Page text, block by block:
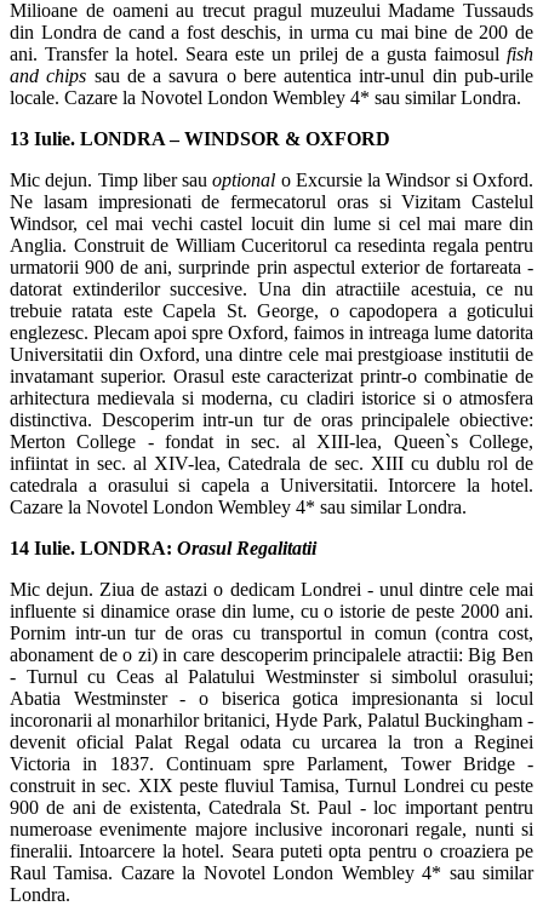
Milioane de oameni au trecut pragul muzeului Madame Tussauds
din Londra de cand a fost deschis, in urma cu mai bine de 200 de
ani. Transfer la hotel. Seara este un prilej de a gusta faimosul fish
and chips sau de a savura o bere autentica intr-unul din pub-urile
locale. Cazare la Novotel London Wembley 4* sau similar Londra.
13 Iulie. LONDRA – WINDSOR & OXFORD
Mic dejun. Timp liber sauoptional o Excursie la Windsor si Oxford.
Ne lasam impresionati de fermecatorul oras si Vizitam Castelul
Windsor, cel mai vechi castel locuit din lume si cel mai mare din
Anglia. Construit de William Cuceritorul ca resedinta regala pentru
urmatorii 900 de ani, surprinde prin aspectul exterior de fortareata -
datorat extinderilor succesive. Una din atractiile acestuia, ce nu
trebuie ratata este Capela St. George, o capodopera a goticului
englezesc. Plecam apoi spre Oxford, faimos in intreaga lume datorita
Universitatii din Oxford, una dintre cele mai prestgioase institutii de
invatamant superior. Orasul este caracterizat printr-o combinatie de
arhitectura medievala si moderna, cu cladiri istorice si o atmosfera
distinctiva. Descoperim intr-un tur de oras principalele obiective:
Merton College -fondat in sec. al XIII-lea, Queen`s College,
infiintat in sec. al XIV-lea, Catedrala de sec. XIII cu dublu rol de
catedrala a orasului si capela a Universitatii. Intorcere la hotel.
Cazare la Novotel London Wembley 4* sau similar Londra.
14 Iulie. LONDRA: Orasul Regalitatii
Mic dejun. Ziua de astazi o dedicam Londrei - unul dintre cele mai
influente si dinamice orase din lume, cu o istorie de peste 2000 ani.
Pornim intr-un tur de oras cu transportul in comun (contra cost,
abonament de o zi) in care descoperim principalele atractii: Big Ben
- Turnul cu Ceas al Palatului Westminster si simbolul orasului;
Abatia Westminster - o biserica gotica impresionanta si locul
incoronarii al monarhilor britanici, Hyde Park, Palatul Buckingham -
devenit oficial Palat Regal odata cu urcarea la tron a Reginei
Victoria in 1837. Continuam spre Parlament, Tower Bridge -
construit in sec. XIX peste fluviul Tamisa, Turnul Londrei cu peste
900 de ani de existenta, Catedrala St. Paul - loc important pentru
numeroase evenimente majore inclusive incoronari regale, nunti si
fineralii. Intoarcere la hotel. Seara puteti opta pentru o croaziera pe
Raul Tamisa. Cazare la Novotel London Wembley 4* sau similar
Londra.